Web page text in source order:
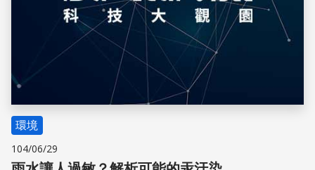
環境
104/06/29